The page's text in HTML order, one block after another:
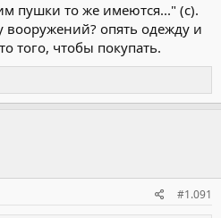
пушки то же имеются..." (с).
вооружений? опять одежду и
того, чтобы покупать.
#1.091